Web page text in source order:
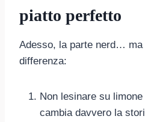
piatto perfetto
Adesso, la parte nerd…
differenza:
Non lesinare su
cambia davvero la